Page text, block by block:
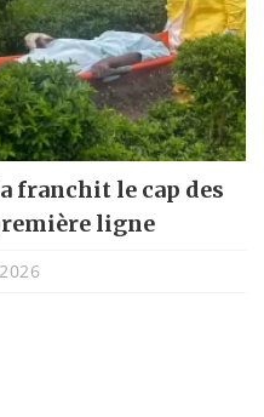
franchit le cap des
ligne